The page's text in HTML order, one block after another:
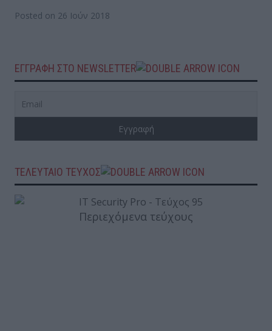
Posted on 26 Ιούν 2018
ΕΓΓΡΑΦΗ ΣΤΟ NEWSLETTER
ΤΕΛΕΥΤΑΙΟ ΤΕΥΧΟΣ
Περιεχόμενα τεύχους